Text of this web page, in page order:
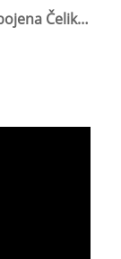
Metalna Kuka Za Pastirske Ukrase, Obojena Čelikom, Sastavljena Od Metala, Za Vrt